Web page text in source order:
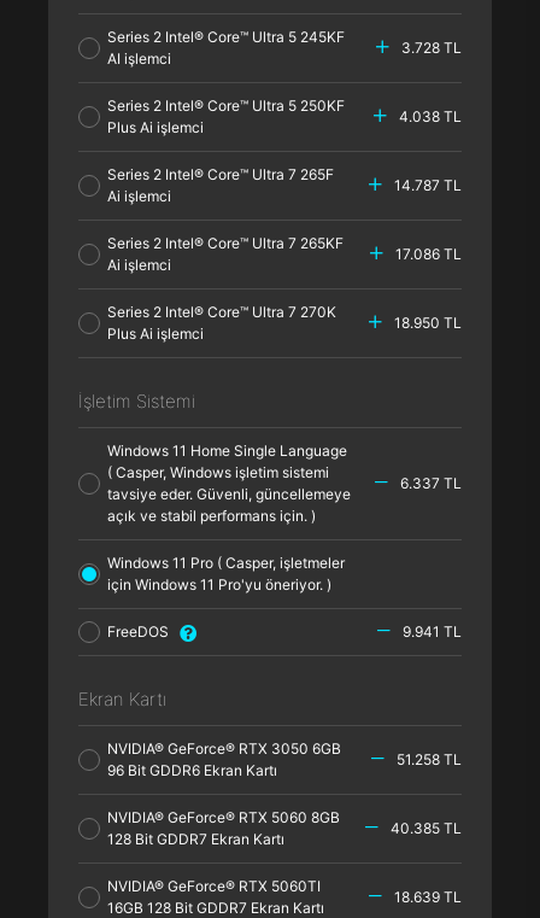
Series 2 Intel® Core™ Ultra 5 245KF
AI işlemci
3.728 TL
Series 2 Intel® Core™ Ultra 5 250KF
Plus Ai işlemci
4.038 TL
Series 2 Intel® Core™ Ultra 7 265F
Ai işlemci
14.787 TL
Series 2 Intel® Core™ Ultra 7 265KF
Ai işlemci
17.086 TL
Series 2 Intel® Core™ Ultra 7 270K
Plus Ai işlemci
18.950 TL
İşletim Sistemi
Windows 11 Home Single Language
( Casper, Windows işletim sistemi
tavsiye eder. Güvenli, güncellemeye
açık ve stabil performans için. )
6.337 TL
Windows 11 Pro ( Casper, işletmeler
için Windows 11 Pro'yu öneriyor. )
FreeDOS 9.941 TL
Ekran Kartı
NVIDIA® GeForce® RTX 3050 6GB
96 Bit GDDR6 Ekran Kartı
51.258 TL
NVIDIA® GeForce® RTX 5060 8GB
128 Bit GDDR7 Ekran Kartı
40.385 TL
NVIDIA® GeForce® RTX 5060TI
16GB 128 Bit GDDR7 Ekran Kartı
18.639 TL